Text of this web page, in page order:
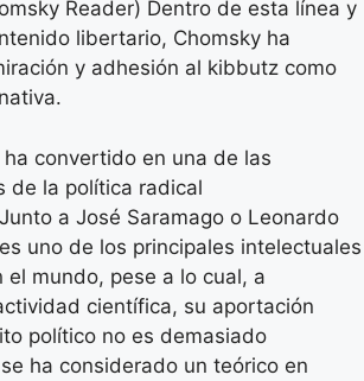
Reader) Dentro de esta línea y
libertario, Chomsky ha
y adhesión al kibbutz como
convertido en una de las
de la política radical
a José Saramago o Leonardo
uno de los principales intelectuales
el mundo, pese a lo cual, a
científica, su aportación
político no es demasiado
ha considerado un teórico en